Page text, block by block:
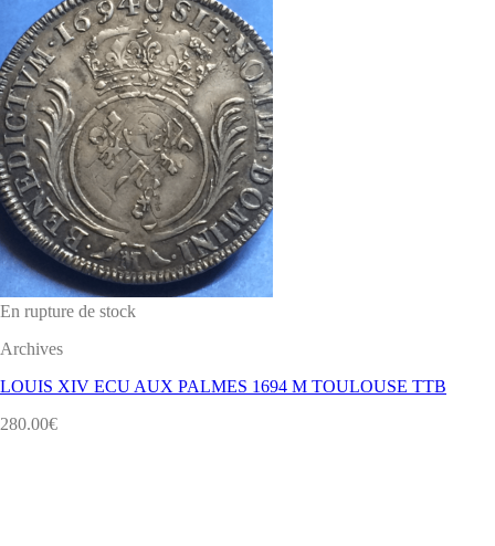
En rupture de stock
Archives
LOUIS XIV ECU AUX PALMES 1694 M TOULOUSE TTB
280.00€